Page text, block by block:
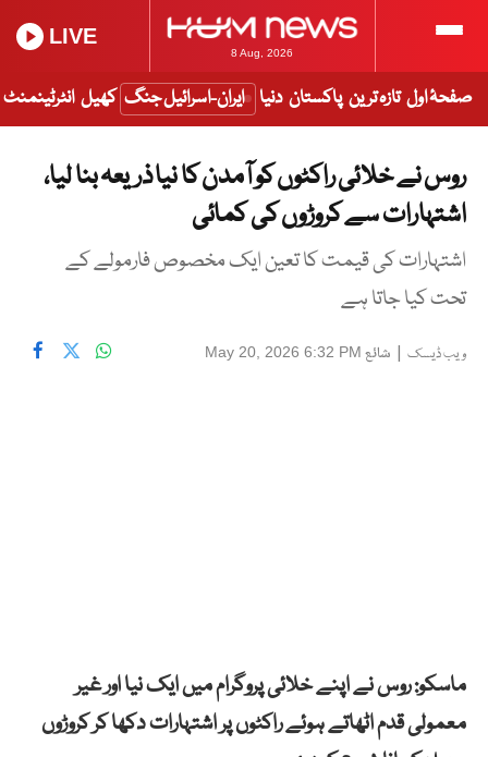
8 Aug, 2026
LIVE
صفحۂ اول تازہ ترین پاکستان دنیا ایران-اسرائیل جنگ کھیل انٹرٹینمنٹ
روس نے خلائی راکٹوں کو آمدن کا نیا ذریعہ بنا لیا،
اشتہارات سے کروڑوں کی کمائی
اشتہارات کی قیمت کا تعین ایک مخصوص فارمولے کے
تحت کیا جاتا ہے
ویب ڈیسک | شائع May 20, 2026 6:32 PM
ماسکو: روس نے اپنے خلائی پروگرام میں ایک نیا اور غیر
معمولی قدم اٹھاتے ہوئے راکٹوں پر اشتہارات دکھا کر کروڑوں